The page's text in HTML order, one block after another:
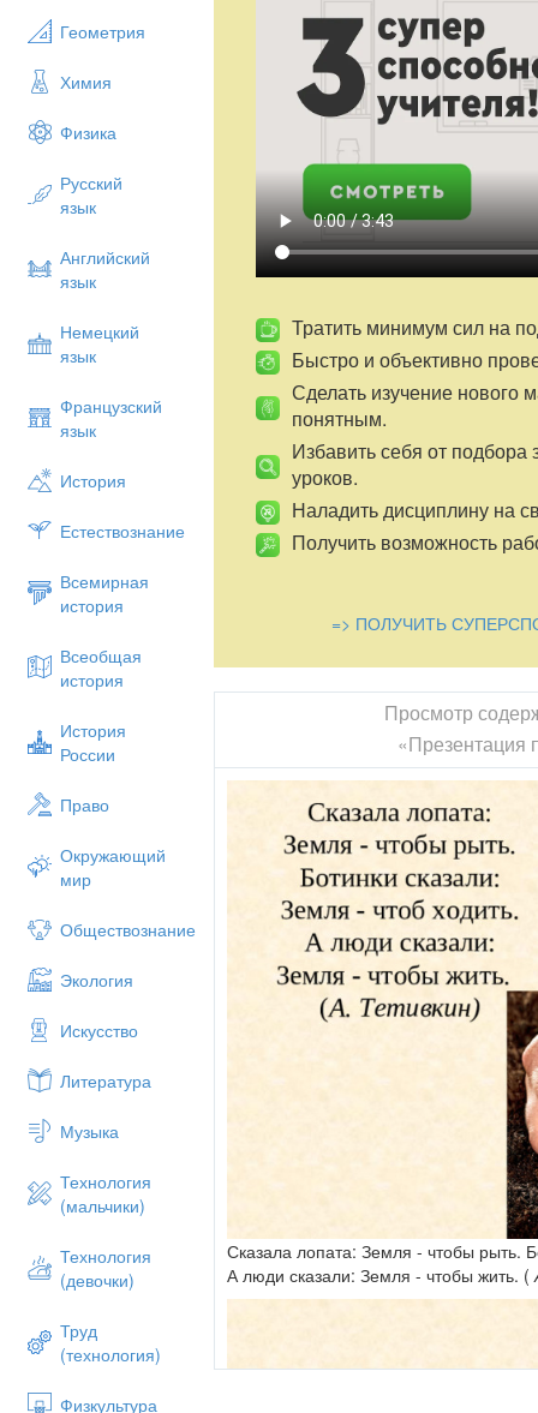
Геометрия
Химия
Физика
Русский
язык
Английский
язык
Немецкий
язык
Французский
язык
История
Естествознание
Всемирная
история
Всеобщая
история
История
России
Право
Окружающий
мир
Обществознание
Экология
Искусство
Литература
Музыка
Технология
(мальчики)
Технология
(девочки)
Труд
(технология)
Физкультура
Тратить минимум сил на
Быстро и объективно
Сделать изучение нового
понятным.
Избавить себя от подбора
уроков.
Наладить дисциплину на
Получить возможность
=> ПОЛУЧИТЬ
Просмотр
«Презентация
Сказала лопата: Земля - чтобы рыть.
А люди сказали: Земля - чтобы жить. (